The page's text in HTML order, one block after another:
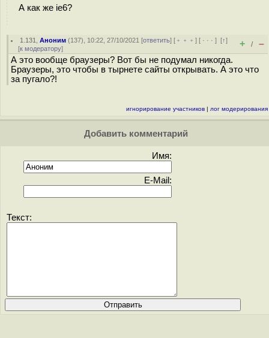
А как же ie6?
1.131 ,Аноним (137), 10:22, 27/10/2021 [ответить] [ ﹢﹢﹢] [ · · ·][↑]
[к модератору] + / –
А это вообще браузеры? Вот бы не подумал никогда.
Браузеры, это чтобы в тырнете сайты открывать. А это что
за пугало?!
игнорирование участников | лог модерирования
Добавить комментарий
Имя:
E-Mail:
Текст: